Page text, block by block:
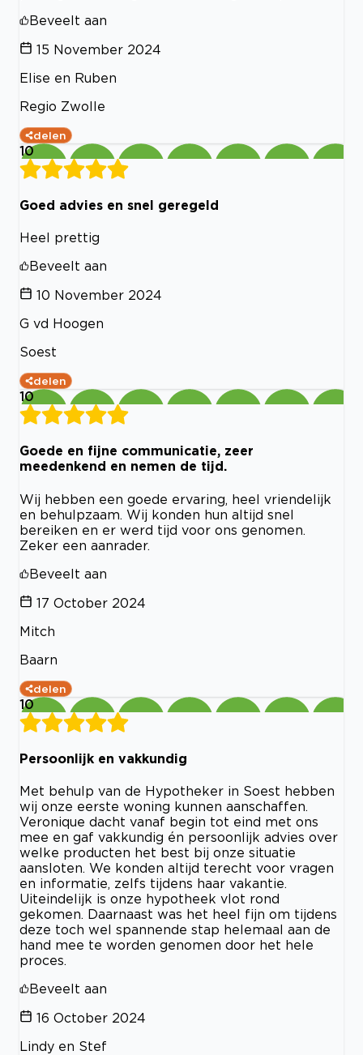
Beveelt aan
15 November 2024
Elise en Ruben
Regio Zwolle
delen
10
Goed advies en snel geregeld
Heel prettig
Beveelt aan
10 November 2024
G vd Hoogen
Soest
delen
10
Goede en fijne communicatie, zeer
meedenkend en nemen de tijd.
Wij hebben een goede ervaring, heel vriendelijk
en behulpzaam. Wij konden hun altijd snel
bereiken en er werd tijd voor ons genomen.
Zeker een aanrader.
Beveelt aan
17 October 2024
Mitch
Baarn
delen
10
Persoonlijk en vakkundig
Met behulp van de Hypotheker in Soest hebben
wij onze eerste woning kunnen aanschaffen.
Veronique dacht vanaf begin tot eind met ons
mee en gaf vakkundig én persoonlijk advies over
welke producten het best bij onze situatie
aansloten. We konden altijd terecht voor vragen
en informatie, zelfs tijdens haar vakantie.
Uiteindelijk is onze hypotheek vlot rond
gekomen. Daarnaast was het heel fijn om tijdens
deze toch wel spannende stap helemaal aan de
hand mee te worden genomen door het hele
proces.
Beveelt aan
16 October 2024
Lindy en Stef